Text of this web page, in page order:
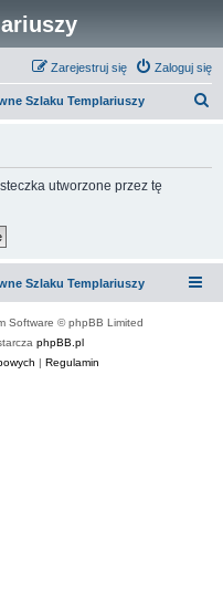
Zaloguj się
Zarejestruj się
Szlaku Templariuszy
utworzone przez tę
Szlaku Templariuszy
Software © phpBB Limited
phpBB.pl
| Regulamin